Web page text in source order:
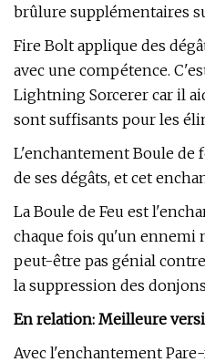
brûlure supplémentaires
Fire Bolt applique des
avec une compétence.
Lightning Sorcerer car il
sont suffisants pour les
L'enchantement Boule de
de ses dégâts, et cet
La Boule de Feu est
chaque fois qu'un ennemi
peut-être pas génial
la suppression des
En relation: Meilleure
Avec l'enchantement